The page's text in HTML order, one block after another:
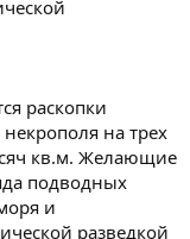
раскопки
на трех
кв.м. Желающие
подводных
и
разведкой